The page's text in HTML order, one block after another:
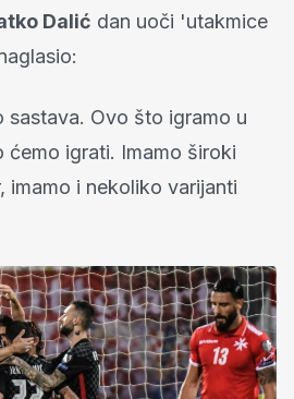
Dalić dan uoči 'utakmice
sastava. Ovo što igramo u
ćemo igrati. Imamo široki
imamo i nekoliko varijanti